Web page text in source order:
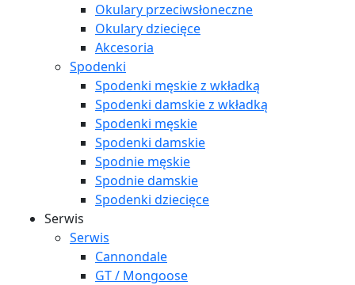
Okulary przeciwsłoneczne
Okulary dziecięce
Akcesoria
Spodenki
Spodenki męskie z wkładką
Spodenki damskie z wkładką
Spodenki męskie
Spodenki damskie
Spodnie męskie
Spodnie damskie
Spodenki dziecięce
Serwis
Serwis
Cannondale
GT / Mongoose